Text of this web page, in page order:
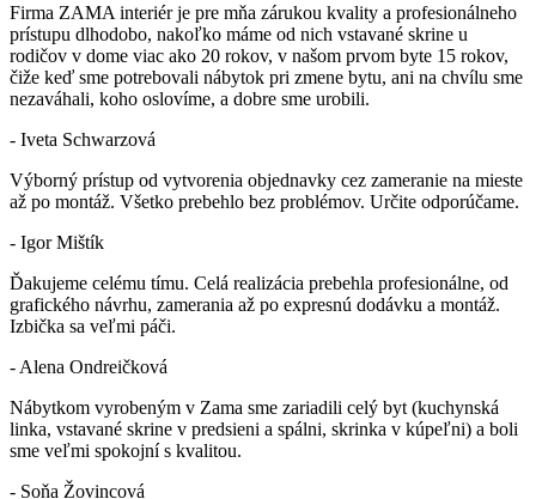
Firma ZAMA interiér je pre mňa zárukou kvality a profesionálneho
prístupu dlhodobo, nakoľko máme od nich vstavané skrine u
rodičov v dome viac ako 20 rokov, v našom prvom byte 15 rokov,
čiže keď sme potrebovali nábytok pri zmene bytu, ani na chvílu sme
nezaváhali, koho oslovíme, a dobre sme urobili.
- Iveta Schwarzová
Výborný prístup od vytvorenia objednavky cez zameranie na mieste
až po montáž. Všetko prebehlo bez problémov. Určite odporúčame.
- Igor Mištík
Ďakujeme celému tímu. Celá realizácia prebehla profesionálne, od
grafického návrhu, zamerania až po expresnú dodávku a montáž.
Izbička sa veľmi páči.
- Alena Ondreičková
Nábytkom vyrobeným v Zama sme zariadili celý byt (kuchynská
linka, vstavané skrine v predsieni a spálni, skrinka v kúpeľni) a boli
sme veľmi spokojní s kvalitou.
- Soňa Žovincová